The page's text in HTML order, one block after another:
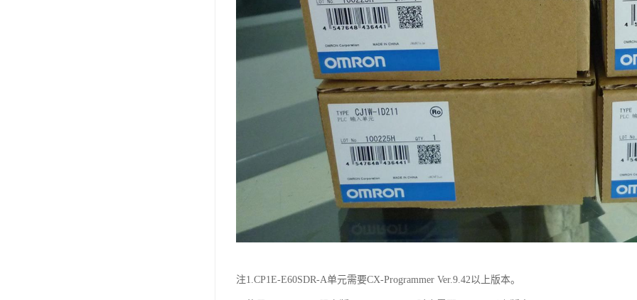
注1.CP1E-E60SDR-A单元需要CX-Programmer Ver.9.42以上版本。